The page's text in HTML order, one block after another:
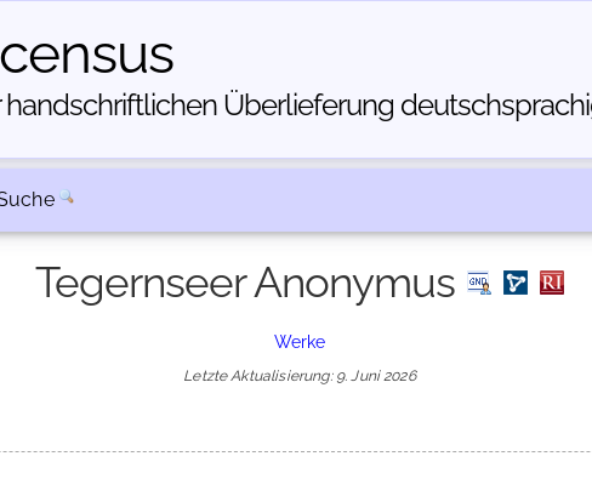
Über­lieferung
Tegernseer Anonymus
Werke
Letzte Aktualisierung: 9. Juni 2026